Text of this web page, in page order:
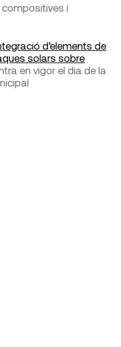
i
d’elements de
solars sobre
en vigor el dia de la